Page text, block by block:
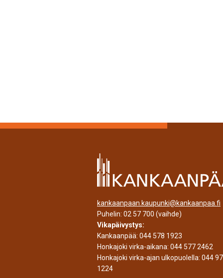
kankaanpaan.kaupunki@kankaanpaa.fi
Puhelin: 02 57 700 (vaihde)
Vikapäivystys:
Kankaanpää: 044 578 1923
Honkajoki virka-aikana: 044 577 2462
Honkajoki virka-ajan ulkopuolella: 044
1224